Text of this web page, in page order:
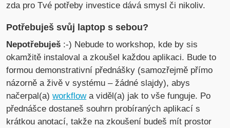
zda pro Tvé potřeby investice dává smysl či nikoliv.
Potřebuješ svůj laptop s sebou?
Nepotřebuješ :-) Nebude to workshop, kde by sis
okamžitě instaloval a zkoušel každou aplikaci. Bude to
formou demonstrativní přednášky (samozřejmě přímo
názorně a živě v systému – žádné slajdy), abys
načerpal(a)workflowa viděl(a) jak to vše funguje. Po
přednášce dostaneš souhrn probíraných aplikací s
krátkou anotací, takže na zkoušení budeš mít prostor